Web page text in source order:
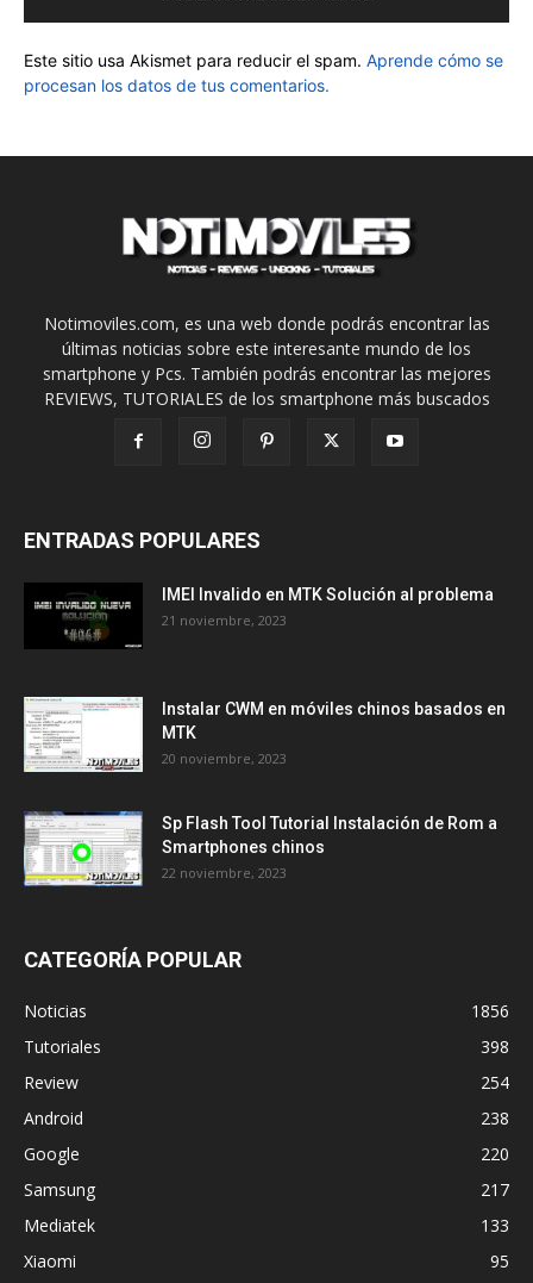
Este sitio usa Akismet para reducir el spam. Aprende cómo se
procesan los datos de tus comentarios.
Notimoviles.com, es una web donde podrás encontrar las
últimas noticias sobre este interesante mundo de los
smartphone y Pcs. También podrás encontrar las mejores
REVIEWS, TUTORIALES de los smartphone más buscados
ENTRADAS POPULARES
IMEI Invalido en MTK Solución al problema
21 noviembre, 2023
Instalar CWM en móviles chinos basados en
MTK
20 noviembre, 2023
Sp Flash Tool Tutorial Instalación de Rom a
Smartphones chinos
22 noviembre, 2023
CATEGORÍA POPULAR
Noticias
1856
Tutoriales
398
Review
254
Android
238
Google
220
Samsung
217
Mediatek
133
Xiaomi
95